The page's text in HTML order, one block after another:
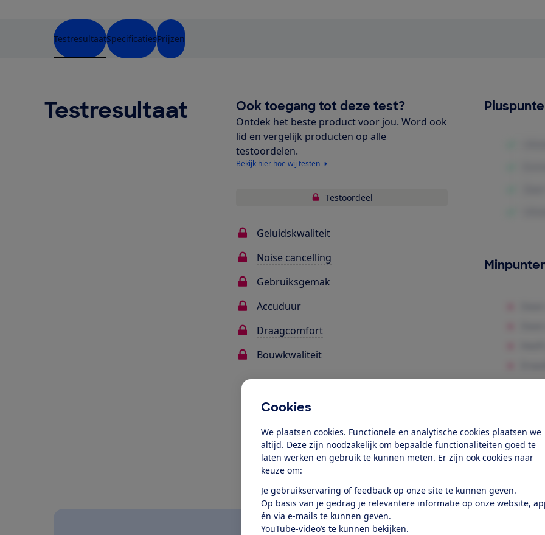
Cookies
We plaatsen cookies. Functionele en analytische cookies plaatsen we
altijd. Deze zijn noodzakelijk om bepaalde functionaliteiten goed te
laten werken en gebruik te kunnen meten. Er zijn ook cookies naar
keuze om:
Je gebruikservaring of feedback op onze site te kunnen geven.
Op basis van je gedrag je relevantere informatie op onze website,
én via e-mails te kunnen geven.
YouTube-video’s te kunnen bekijken.
TestresultaatSpecificatiesPrijzen
Testresultaat Ook toegang tot deze test?
Ontdek het beste product voor jou. Word ook
lid en vergelijk producten op alle
testoordelen.
Bekijk hier hoe wij testen
Testoordeel
Geluidskwaliteit
Noise cancelling
Gebruiksgemak
Accuduur
Draagcomfort
Bouwkwaliteit
Word lid
Al lid? Log in